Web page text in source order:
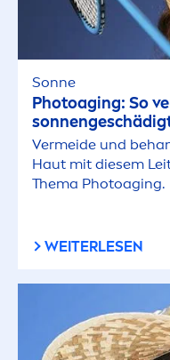
Sonne
Photoaging: So
Vermeide und
Haut mit diesem
Thema Photoaging.
WEITERLESEN